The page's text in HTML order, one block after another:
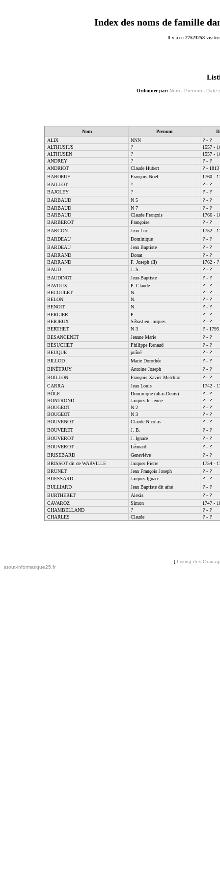
Index des noms de famille
Il y a eu 27523258
Ordonner par: Nom- Prenom- Date
Nom Prenom
ALIX
NNN ? - ?
ALTHUSIUS
?
1557 -
ALTHUSEN
?
1557 -
ANDREY
? ? - ?
ANDRIOT
Claude Hubert ? - 1813
BABOEUF
François Noël
1760 -
BAILLOT
? ? - ?
BAJOLEY
? ? - ?
BARBAUD
N 5 ? - ?
BARBAUD
N 7 ? - ?
BARBAUD
Claude François
1766 -
BARBEROT
Françoise ? - ?
BARCON
Jean Luc
1752 -
BARDEAU
Dominique ? - ?
BARDEAU
Jean Baptiste ? - ?
BARRAND
Donat ? - ?
BARRAND
F. Joseph (II) 1762 - ?
BAUD
J. S. ? - ?
BAUDINOT
Jean-Baptiste ? - ?
BAVOUX
P. Claude ? - ?
BECOULET
N. ? - ?
BELON
N. ? - ?
BENOIT
N. ? - ?
BERGIER
P. ? - ?
BERJEUX
Sébastien Jacques ? - ?
BERTHET
N 3 ? - 1795
BESANCENET
Jeanne Marie ? - ?
BÉSUCHET
Philippe Renaud ? - ?
BEUQUE
puîné ? - ?
BILLOD
Marie Dorothée ? - ?
BINÉTRUY
Antoine Joseph ? - ?
BOILLON
François Xavier Melchior ? - ?
CARRA
Jean Louis
1742 -
BÔLE
Dominique (alias Denis) ? - ?
BONTROND
Jacques le Jeune ? - ?
BOUGEOT
N 2 ? - ?
BOUGEOT
N 3 ? - ?
BOUVENOT
Claude Nicolas ? - ?
BOUVERET
J. B. ? - ?
BOUVEROT
J. Ignace ? - ?
BOUVEROT
Léonard ? - ?
BRISEBARD
Geneviève ? - ?
BRISSOT dit de WARVILLE
Jacques Pierre
1754 -
BRUNET
Jean François Joseph ? - ?
BUESSARD
Jacques Ignace ? - ?
BULLIARD
Jean Baptiste dit aîné ? - ?
BURTHERET
Alexis ? - ?
CAVAROZ
Simon
1747 -
CHAMBELLAND
? ? - ?
CHARLES
Claude ? - ?
[ Listing des
atout-informatique25.fr